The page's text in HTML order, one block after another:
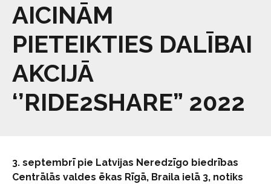
Pakalpojumi
Par biedrību
Kontakti
AICINĀM
PIETEIKTIES DALĪBAI
AKCIJĀ
‘’RIDE2SHARE” 2022
3. septembrī pie Latvijas Neredzīgo biedrības
Centrālās valdes ēkas Rīgā, Braila ielā 3, notiks